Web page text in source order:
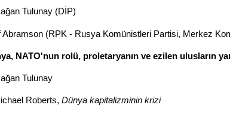
Tulunay (DİP)
Abramson (RPK - Rusya Komünistleri Partisi, Merkez
NATO'nun rolü, proletaryanın ve ezilen ulusların
Tulunay
Roberts, Dünya kapitalizminin krizi